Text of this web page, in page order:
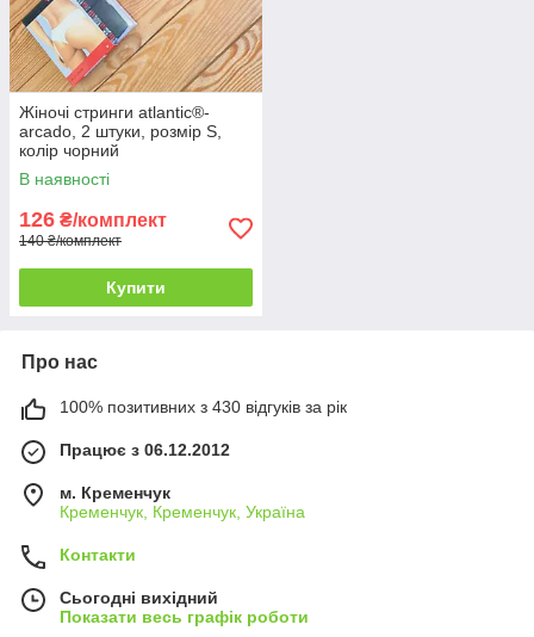
Жіночі стринги atlantic®-
arcado, 2 штуки, розмір S,
колір чорний
В наявності
126 ₴/комплект
140 ₴/комплект
Купити
Про нас
100% позитивних з 430 відгуків за рік
Працює з 06.12.2012
м. Кременчук
Кременчук, Кременчук, Україна
Контакти
Сьогодні вихідний
Показати весь графік роботи